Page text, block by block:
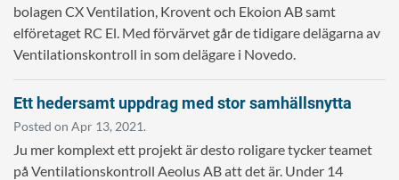
bolagen CX Ventilation, Krovent och Ekoion AB samt
elföretaget RC El. Med förvärvet går de tidigare delägarna av
Ventilationskontroll in som delägare i Novedo.
Ett hedersamt uppdrag med stor samhällsnytta
Posted on Apr 13, 2021.
Ju mer komplext ett projekt är desto roligare tycker teamet
på Ventilationskontroll Aeolus AB att det är. Under 14